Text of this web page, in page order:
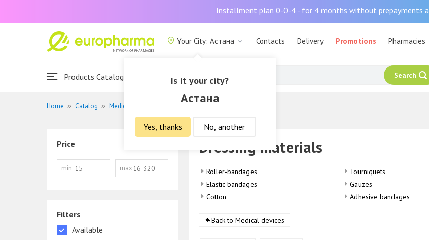
Installment plan 0-0-4 - for 4 months without prepayments
Your City: Астана
Is it your city?
Астана
Yes, thanks No, another
Contacts Delivery Promotions Pharmacies
About Us
Products Catalogue Search
Home Catalog Medical devices
Price
min max
Filters
Available
Dressing materials
Roller-bandages
Elastic bandages
Cotton
Tourniquets
Gauzes
Adhesive bandages
Back to Medical devices